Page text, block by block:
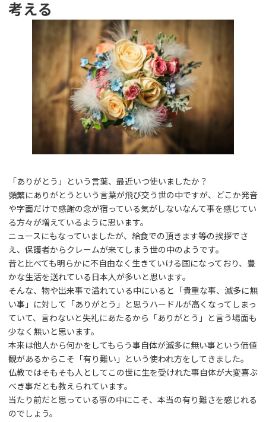
考える
「ありがとう」という言葉、最近いつ使いましたか？
頻繁にありがとうという言葉が飛び交う世の中ですが、どこか発音
や字面だけで感謝の念が宿っている気がしないなんて事を感じてい
る方々が増えているように思います。
ニュースにもなっていましたが、給食での頂きます等の挨拶でさ
え、保護者からクレームが来てしまう世の中のようです。
昔と比べても明らかに不自由なく生きていける国になっており、豊
かな生活を送れている日本人が多いと思います。
そんな、物や出来事で溢れている中にいると「貴重な事、滅多に無
い事」に対して「ありがとう」と思うハードルが高くなってしまっ
ていて、言わないと失礼にあたるから「ありがとう」と言う場面も
少なく無いと思います。
本来は他人から何かをしてもらう事自体が滅多に無い事という価値
観があるからこそ「有り難い」という使われ方をしてきました。
仏教ではそもそも人としてこの世に生を受けれた事自体が大変喜ぶ
べき事だとも教えられています。
当たり前だと思っている事の中にこそ、本当の有り難さを感じれる
のでしょう。